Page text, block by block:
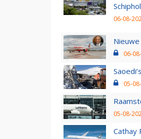
Schiphol
06-08-
06-
05-
05-08-
Cathay